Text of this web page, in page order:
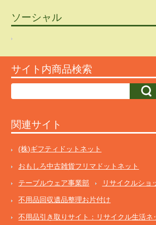
ソーシャル
サイト内商品検索
関連サイト
(株)ギフティドットネット
おもしろ中古雑貨フリマドットネット
テーブルウェア事業部 リサイクルショ
不用品回収遺品整理お片付け
不用品引き取りサイト：リサイクル生活ネ